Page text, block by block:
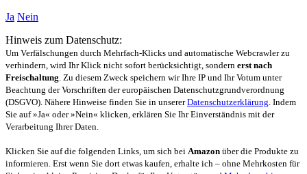
Ja Nein
Hinweis zum Datenschutz:
Um Verfälschungen durch Mehrfach-Klicks und automatische Webcrawler zu
verhindern, wird Ihr Klick nicht sofort berücksichtigt, sondern erst nach
Freischaltung . Zu diesem Zweck speichern wir Ihre IP und Ihr Votum unter
Beachtung der Vorschriften der europäischen Datenschutzgrundverordnung
(DSGVO). Nähere Hinweise finden Sie in unsererDatenschutzerklärung . Indem
Sie auf »Ja« oder »Nein« klicken, erklären Sie Ihr Einverständnis mit der
Verarbeitung Ihrer Daten.
Klicken Sie auf die folgenden Links, um sich bei Amazon über die Produkte zu
informieren. Erst wenn Sie dort etwas kaufen, erhalte ich – ohne Mehrkosten für